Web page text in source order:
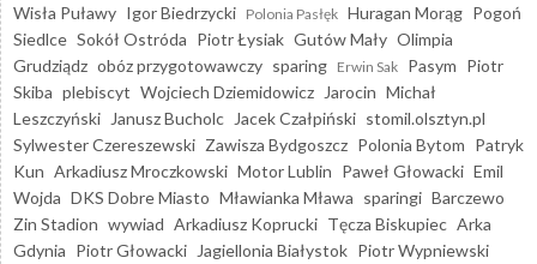
Wisła Puławy Igor Biedrzycki Polonia Pasłęk Huragan Morąg Pogoń
Siedlce Sokół Ostróda Piotr Łysiak Gutów Mały Olimpia
Grudziądz obóz przygotowawczy sparing Erwin Sak Pasym Piotr
Skiba plebiscyt Wojciech Dziemidowicz Jarocin Michał
Leszczyński
Janusz Bucholc Jacek Czałpiński stomil.olsztyn.pl
Sylwester Czereszewski Zawisza Bydgoszcz Polonia Bytom Patryk
Kun Arkadiusz Mroczkowski Motor Lublin Paweł Głowacki Emil
Wojda DKS Dobre Miasto Mławianka Mława sparingi Barczewo
Zin Stadion wywiad Arkadiusz Koprucki Tęcza Biskupiec Arka
Gdynia Piotr Głowacki Jagiellonia Białystok Piotr Wypniewski